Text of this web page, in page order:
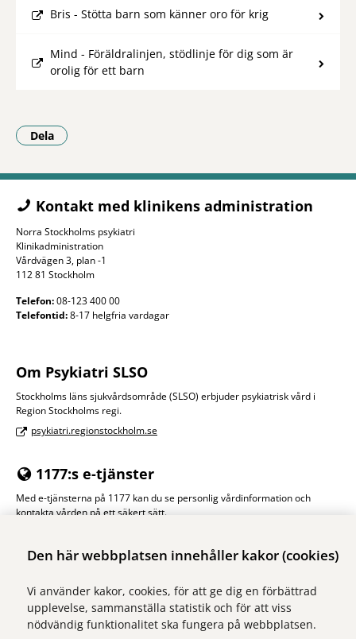
Den här webbplatsen innehåller kakor (cookies)
Vi använder kakor, cookies, för att ge dig en förbättrad
upplevelse, sammanställa statistik och för att viss
nödvändig funktionalitet ska fungera på webbplatsen.
Bris - Stötta barn som känner oro för krig
Mind - Föräldralinjen, stödlinje för dig som är
orolig för ett barn
Dela
- Klicka för att öppna delningsalternativ.
Kontakt med klinikens administration
Norra Stockholms psykiatri
Klinikadministration
Vårdvägen 3, plan -1
112 81 Stockholm
Telefon:08-123 400 00
Telefontid:8-17 helgfria vardagar
Om Psykiatri SLSO
Stockholms läns sjukvårdsområde (SLSO) erbjuder psykiatrisk vård i
Region Stockholms regi.
psykiatri.regionstockholm.se
1177:s e-tjänster
Med e-tjänsterna på 1177 kan du se personlig vårdinformation och
kontakta vården på ett säkert sätt.